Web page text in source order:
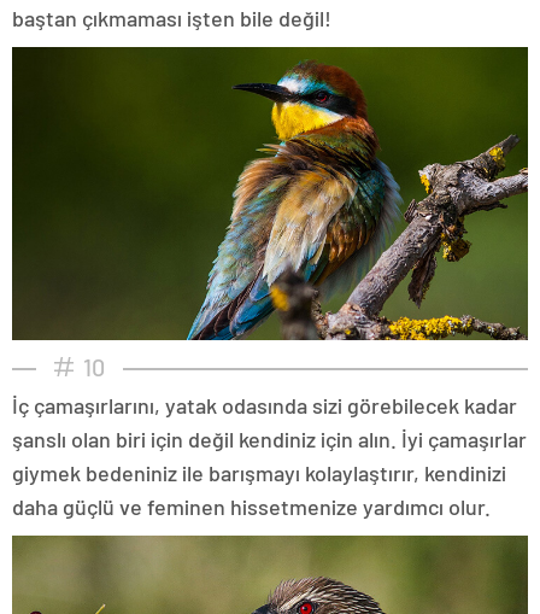
baştan çıkmaması işten bile değil!
10
İç çamaşırlarını, yatak odasında sizi görebilecek kadar
şanslı olan biri için değil kendiniz için alın. İyi çamaşırlar
giymek bedeniniz ile barışmayı kolaylaştırır, kendinizi
daha güçlü ve feminen hissetmenize yardımcı olur.